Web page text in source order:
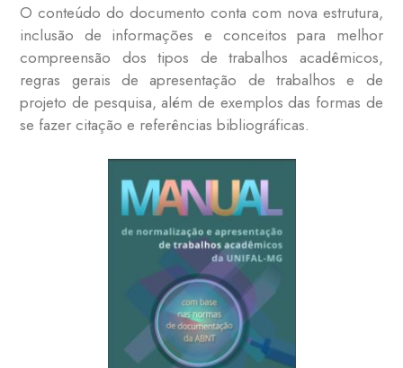
O conteúdo do documento conta com nova estrutura,
inclusão de informações e conceitos para melhor
compreensão dos tipos de trabalhos acadêmicos,
regras gerais de apresentação de trabalhos e de
projeto de pesquisa, além de exemplos das formas de
se fazer citação e referências bibliográficas.